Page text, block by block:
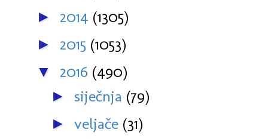
► 2014 (1305)
► 2015 (1053)
▼ 2016 (490)
► siječnja (79)
► veljače (31)